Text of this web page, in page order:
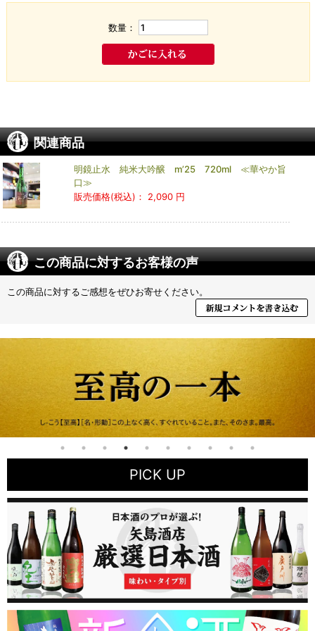
数量：
関連商品
明鏡止水 純米大吟醸 m’25 720ml ≪華やか旨
口≫
販売価格(税込)：
2,090 円
この商品に対するお客様の声
この商品に対するご感想をぜひお寄せください。
PICK UP